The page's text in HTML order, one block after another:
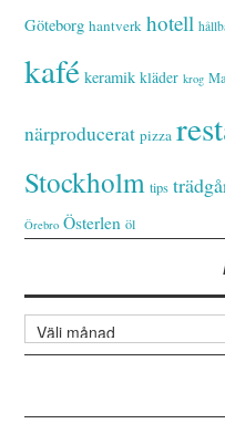
Göteborg hantverk hotell
kafé keramik kläder krog
närproducerat pizza
Stockholm tips
Örebro Österlen öl
Arkiv